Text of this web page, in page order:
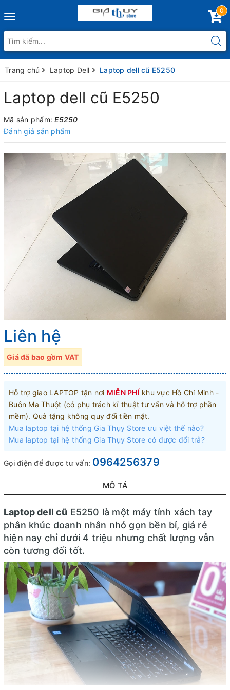
Toggle
0
Trang chủ Laptop Dell Laptop dell cũ E5250
Laptop dell cũ E5250
Mã sản phẩm:E5250
Đánh giá sản phẩm
Liên hệ
Giá đã bao gồm VAT
Hỗ trợ giao LAPTOP tận nơi MIỄN PHÍ khu vực Hồ Chí Minh -
Buôn Ma Thuột (có phụ trách kĩ thuật tư vấn và hỗ trợ phần
mềm). Quà tặng không quy đổi tiền mặt.
Mua laptop tại hệ thống Gia Thụy Store ưu việt thế nào?
Mua laptop tại hệ thống Gia Thụy Store có được đổi trả?
Gọi điện để được tư vấn: 0964256379
MÔ TẢ
Laptop dell cũ E5250 là một máy tính xách tay
phân khúc doanh nhân nhỏ gọn bền bỉ, giá rẻ
hiện nay chỉ dưới 4 triệu nhưng chất lượng vẫn
còn tương đối tốt.